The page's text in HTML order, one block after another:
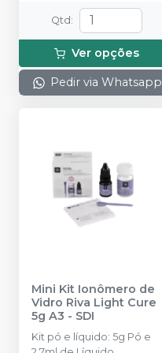
Qtd :
Ver opções
Pedir via Whatsapp
Mini Kit Ionômero de
Vidro Riva Light Cure
5g A3 - SDI
Kit pó e líquido: 5g Pó e